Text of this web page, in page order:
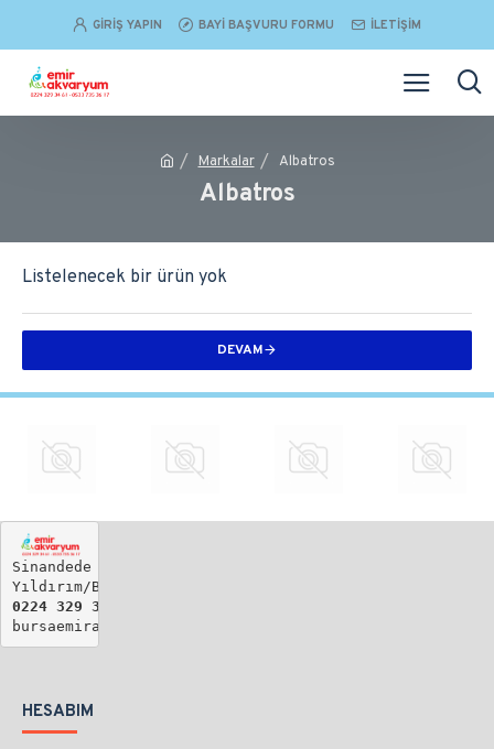
GIRIŞ YAPIN BAYI BAŞVURU FORMU İLETIŞIM
Markalar Albatros
Albatros
Listelenecek bir ürün yok
DEVAM
Sinandede Mh. Biray Sk. No: 19
Yıldırım/BURSA
0224 329 34 61 -
bursaemirakvaryum@gmail.com
HESABIM